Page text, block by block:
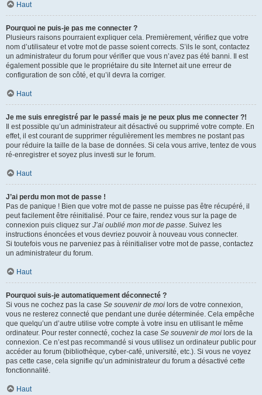
Haut
Pourquoi ne puis-je pas me connecter ?
Plusieurs raisons pourraient expliquer cela. Premièrement, vérifiez que votre
nom d’utilisateur et votre mot de passe soient corrects. S’ils le sont, contactez
un administrateur du forum pour vérifier que vous n’avez pas été banni. Il est
également possible que le propriétaire du site Internet ait une erreur de
configuration de son côté, et qu’il devra la corriger.
Haut
Je me suis enregistré par le passé mais je ne peux plus me connecter ?!
Il est possible qu’un administrateur ait désactivé ou supprimé votre compte. En
effet, il est courant de supprimer régulièrement les membres ne postant pas
pour réduire la taille de la base de données. Si cela vous arrive, tentez de vous
ré-enregistrer et soyez plus investi sur le forum.
Haut
J’ai perdu mon mot de passe !
Pas de panique ! Bien que votre mot de passe ne puisse pas être récupéré, il
peut facilement être réinitialisé. Pour ce faire, rendez vous sur la page de
connexion puis cliquez sur J’ai oublié mon mot de passe. Suivez les
instructions énoncées et vous devriez pouvoir à nouveau vous connecter.
Si toutefois vous ne parveniez pas à réinitialiser votre mot de passe, contactez
un administrateur du forum.
Haut
Pourquoi suis-je automatiquement déconnecté ?
Si vous ne cochez pas la case Se souvenir de moi lors de votre connexion,
vous ne resterez connecté que pendant une durée déterminée. Cela empêche
que quelqu’un d’autre utilise votre compte à votre insu en utilisant le même
ordinateur. Pour rester connecté, cochez la case Se souvenir de moi lors de la
connexion. Ce n’est pas recommandé si vous utilisez un ordinateur public pour
accéder au forum (bibliothèque, cyber-café, université, etc.). Si vous ne voyez
pas cette case, cela signifie qu’un administrateur du forum a désactivé cette
fonctionnalité.
Haut